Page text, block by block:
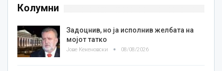
Колумни
Задоцнив, но ја исполнив желбата на
мојот татко
Јове Кекеновски 08/08/2026